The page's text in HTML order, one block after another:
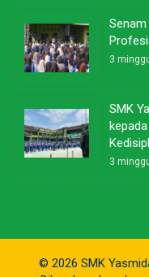
3
SMK
3
© 2026 SMK